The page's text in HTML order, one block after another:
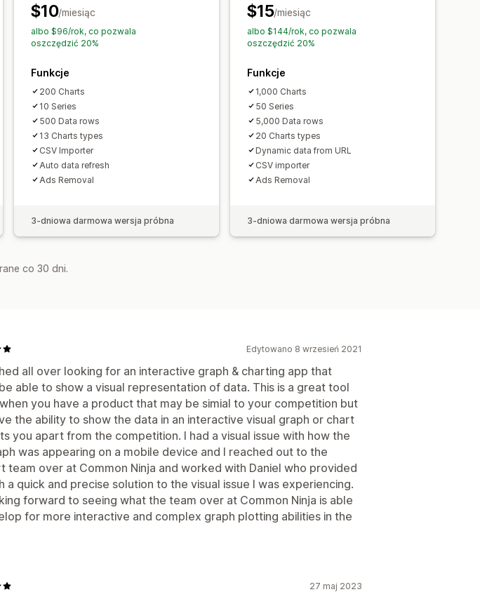
$10/miesiąc
albo $96/rok, co pozwala
oszczędzić 20%
Funkcje
200 Charts
10 Series
500 Data rows
13 Charts types
CSV Importer
Auto data refresh
Ads Removal
3-dniowa darmowa wersja próbna
$15/miesiąc
albo $144/rok, co pozwala
oszczędzić 20%
Funkcje
1,000 Charts
50 Series
5,000 Data rows
20 Charts types
Dynamic data from URL
CSV importer
Ads Removal
3-dniowa darmowa wersja próbna
co 30 dni.
Edytowano 8 wrzesień 2021
all over looking for an interactive graph & charting app that
able to show a visual representation of data. This is a great tool
you have a product that may be simial to your competition but
the ability to show the data in an interactive visual graph or chart
you apart from the competition. I had a visual issue with how the
was appearing on a mobile device and I reached out to the
team over at Common Ninja and worked with Daniel who provided
a quick and precise solution to the visual issue I was experiencing.
forward to seeing what the team over at Common Ninja is able
for more interactive and complex graph plotting abilities in the
27 maj 2023